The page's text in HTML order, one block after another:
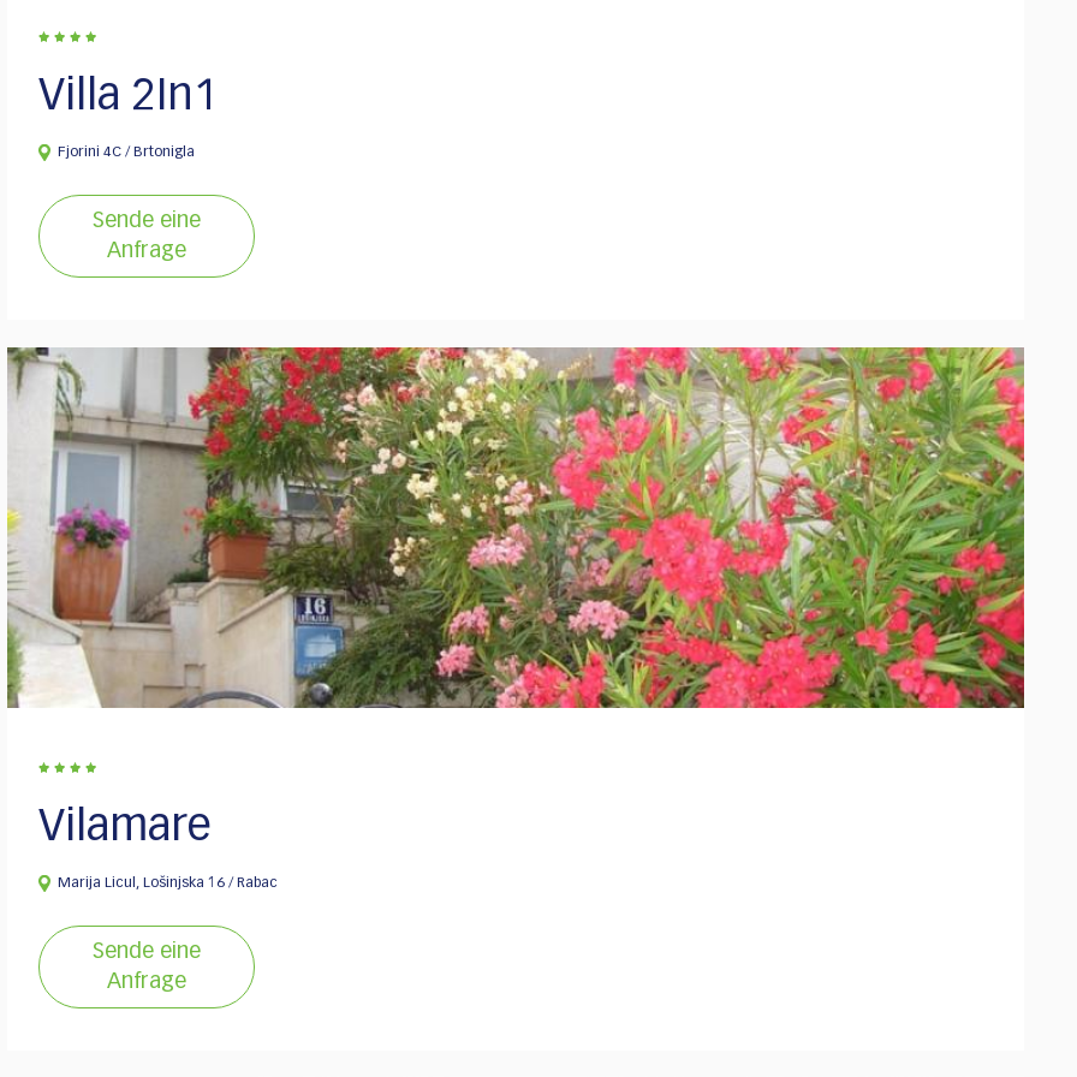
Villa 2In1
Fjorini 4C / Brtonigla
Sende eine
Anfrage
Vilamare
Marija Licul, Lošinjska 16 / Rabac
Sende eine
Anfrage